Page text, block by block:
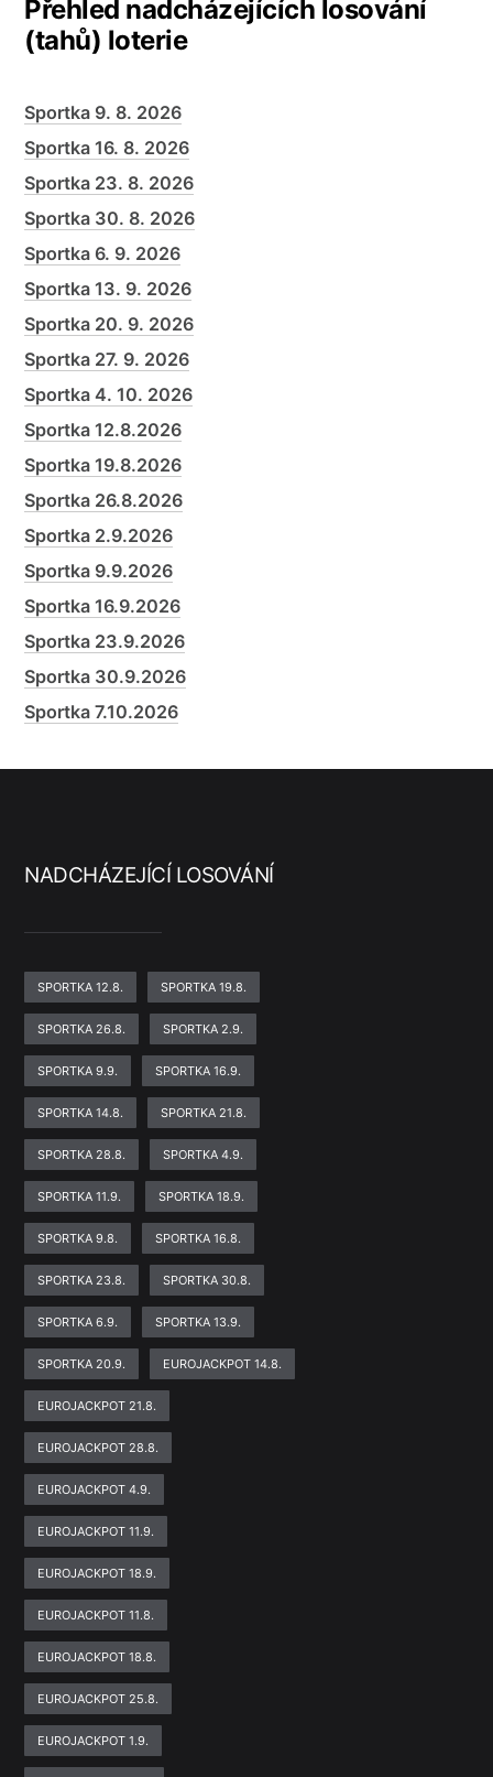
Přehled nadcházejících losování
(tahů) loterie
Sportka 9. 8. 2026
Sportka 16. 8. 2026
Sportka 23. 8. 2026
Sportka 30. 8. 2026
Sportka 6. 9. 2026
Sportka 13. 9. 2026
Sportka 20. 9. 2026
Sportka 27. 9. 2026
Sportka 4. 10. 2026
Sportka 12.8.2026
Sportka 19.8.2026
Sportka 26.8.2026
Sportka 2.9.2026
Sportka 9.9.2026
Sportka 16.9.2026
Sportka 23.9.2026
Sportka 30.9.2026
Sportka 7.10.2026
NADCHÁZEJÍCÍ LOSOVÁNÍ
SPORTKA 12.8. SPORTKA 19.8.
SPORTKA 26.8. SPORTKA 2.9.
SPORTKA 9.9. SPORTKA 16.9.
SPORTKA 14.8. SPORTKA 21.8.
SPORTKA 28.8. SPORTKA 4.9.
SPORTKA 11.9. SPORTKA 18.9.
SPORTKA 9.8. SPORTKA 16.8.
SPORTKA 23.8. SPORTKA 30.8.
SPORTKA 6.9. SPORTKA 13.9.
SPORTKA 20.9. EUROJACKPOT 14.8.
EUROJACKPOT 21.8.
EUROJACKPOT 28.8.
EUROJACKPOT 4.9.
EUROJACKPOT 11.9.
EUROJACKPOT 18.9.
EUROJACKPOT 11.8.
EUROJACKPOT 18.8.
EUROJACKPOT 25.8.
EUROJACKPOT 1.9.